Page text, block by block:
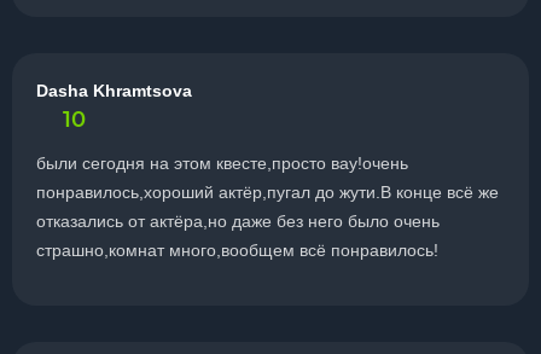
Dasha Khramtsova
10
были сегодня на этом квесте,просто вау!очень
понравилось,хороший актёр,пугал до жути.В конце всё же
отказались от актёра,но даже без него было очень
страшно,комнат много,вообщем всё понравилось!